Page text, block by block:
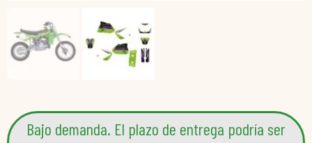
Bajo demanda. El plazo de entrega podría ser